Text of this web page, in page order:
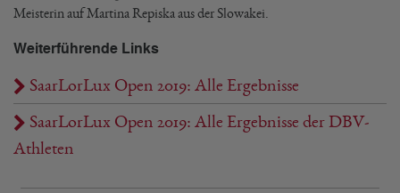
Meisterin auf Martina Repiska aus der Slowakei.
Weiterführende Links
SaarLorLux Open 2019: Alle Ergebnisse
SaarLorLux Open 2019: Alle Ergebnisse der DBV-
Athleten